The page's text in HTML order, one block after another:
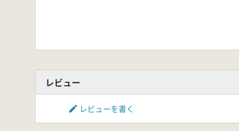
レビュー
レビューを書く